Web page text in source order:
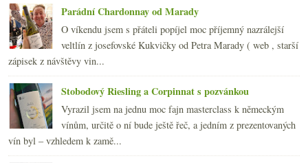
Parádní Chardonnay od Marady
O víkendu jsem s přáteli popíjel moc příjemný nazrálejší
veltlín z josefovské Kukvičky od Petra Marady ( web , starší
zápisek z návštěvy vin...
Stobodový Riesling a Corpinnat s pozvánkou
Vyrazil jsem na jednu moc fajn masterclass k německým
vínům, určitě o ní bude ještě řeč, a jedním z prezentovaných
vín byl – vzhledem k zamě...